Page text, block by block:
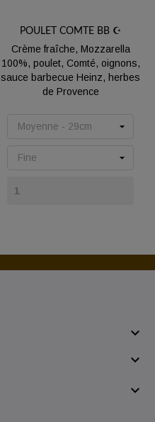
POULET COMTE BB ☪️
Crème fraîche, Mozzarella
100%, poulet, Comté, oignons,
sauce barbecue Heinz, herbes
de Provence


